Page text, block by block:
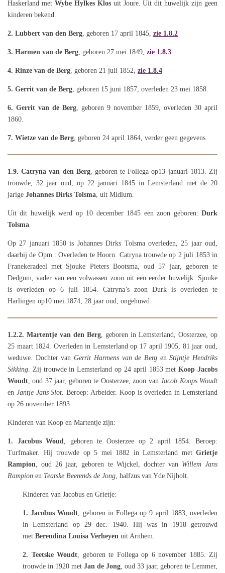
Haskerland met Wybe Hylkes Klos uit Joure. Uit dit huwelijk zijn geen
kinderen bekend.
2. Lubbert van den Berg , geboren 17 april 1845, zie 1.8.2
3. Harmen van de Berg , geboren 27 mei 1849, zie 1.8.3
4. Rinze van de Berg , geboren 21 juli 1852, zie 1.8.4
5. Gerrit van de Berg , geboren 15 juni 1857, overleden 23 mei 1858.
6. Gerrit van de Berg , geboren 9 november 1859, overleden 30 april
1860.
7. Wietze van de Berg , geboren 24 april 1864, verder geen gegevens.
1.9. Catryna van den Berg, geboren te Follega op13 januari 1813. Zij
trouwde, 32 jaar oud, op 22 januari 1845 in Lemsterland met de 20
jarige Johannes Dirks Tolsma , uit Midlum.
Uit dit huwelijk werd op 10 december 1845 een zoon geboren: Durk
Tolsma
Op 27 januari 1850 is Johannes Dirks Tolsma overleden, 25 jaar oud,
daarbij de Opm.: Overleden te Hoorn. Catryna trouwde op 2 juli 1853 in
Franekeradeel met Sjouke Pieters Bootsma, oud 57 jaar, geboren te
Dedgum, vader van een volwassen zoon uit een eerder huwelijk. Sjouke
is overleden op 6 juli 1854. Catryna’s zoon Durk is overleden te
Harlingen op10 mei 1874, 28 jaar oud, ongehuwd.
1.2.2. Martentje van den Berg , geboren in Lemsterland, Oosterzee, op
25 maart 1824. Overleden in Lemsterland op 17 april 1905, 81 jaar oud,
weduwe. Dochter vanGerrit Harmens van de BergenStijntje Hendriks
Sikking . Zij trouwde in Lemsterland op 24 april 1853 met Koop Jacobs
Woudt , oud 37 jaar, geboren te Oosterzee, zoon vanJacob Koops Woudt
en Jantje Jans Slot . Beroep: Arbeider. Koop is overleden in Lemsterland
op 26 november 1893.
Kinderen van Koop en Martentje zijn:
1. Jacobus Woud
, geboren te Oosterzee op 2 april 1854. Beroep:
Turfmaker. Hij trouwde op 5 mei 1882 in Lemsterland met Grietje
Rampion , oud 26 jaar, geboren te Wijckel, dochter van Willem Jans
Rampion en Teatske Beerends de Jong , halfzus van Yde Nijholt.
Kinderen van Jacobus en Grietje:
1. Jacobus Woudt , geboren in Follega op 9 april 1883, overleden
in Lemsterland op 29 dec. 1940. Hij was in 1918 getrouwd
met Berendina Louisa Verheyen uit Arnhem.
2. Teetske Woudt , geboren te Follega op 6 november 1885. Zij
trouwde in 1920 met Jan de Jong , oud 33 jaar, geboren te Lemmer,